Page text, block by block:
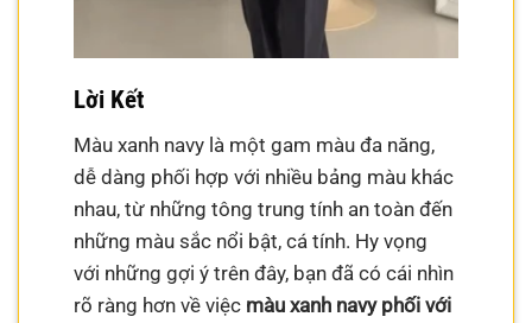
Lời Kết
Màu xanh navy là một gam màu đa năng,
dễ dàng phối hợp với nhiều bảng màu khác
nhau, từ những tông trung tính an toàn đến
những màu sắc nổi bật, cá tính. Hy vọng
với những gợi ý trên đây, bạn đã có cái nhìn
rõ ràng hơn về việc màu xanh navy phối với